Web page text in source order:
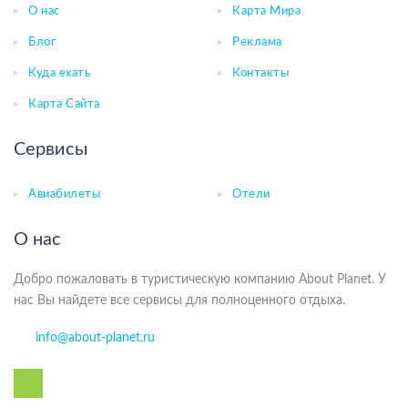
О нас Карта Мира
Блог Реклама
Куда ехать Контакты
Карта Сайта
Сервисы
Авиабилеты Отели
О нас
Добро пожаловать в туристическую компанию About Planet. У
нас Вы найдете все сервисы для полноценного отдыха.
info@about-planet.ru